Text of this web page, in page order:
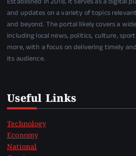
and updates on a variety of topics
and beyond. The portal likely covers a
including local news, politics, culture,
more, with a focus on delivering timely
its audience.
Useful Links
Technology
Economy
National